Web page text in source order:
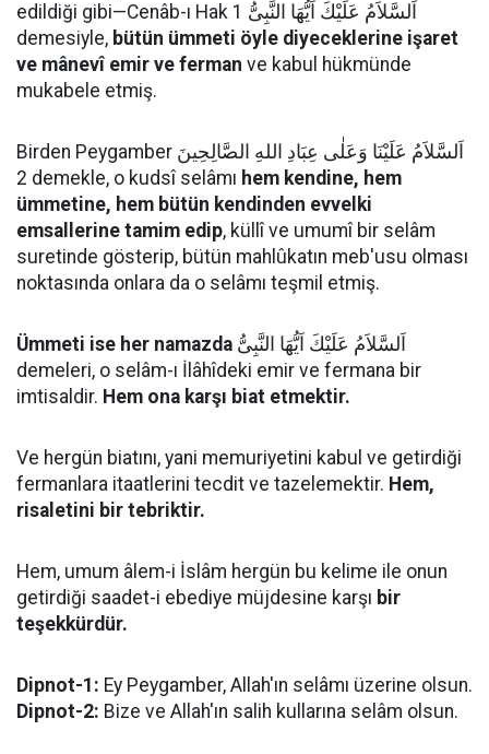
edildiği gibi—Cenâb-ı Hak اَلسَّلاَمُ عَلَيْكَ اَيُّهَا النَّبِىُّ 1
demesiyle, bütün ümmeti öyle diyeceklerine işaret
ve mânevî emir ve ferman ve kabul hükmünde
mukabele etmiş.
Birden Peygamber اَلسَّلاَمُ عَلَيْنَا وَعَلٰى عِبَادِ اللهِ الصَّالِحِينَ
2 demekle, o kudsî selâmı hem kendine, hem
ümmetine, hem bütün kendinden evvelki
emsallerine tamim edip, küllî ve umumî bir selâm
suretinde gösterip, bütün mahlûkatın meb'usu olması
noktasında onlara da o selâmı teşmil etmiş.
Ümmeti ise her namazda
demeleri, o selâm-ı İlâhîdeki emir ve fermana bir
imtisaldir. Hem ona karşı biat etmektir.
Ve hergün biatını, yani memuriyetini kabul ve getirdiği
fermanlara itaatlerini tecdit ve tazelemektir. Hem,
risaletini bir tebriktir.
Hem, umum âlem-i İslâm hergün bu kelime ile onun
getirdiği saadet-i ebediye müjdesine karşı bir
teşekkürdür.
Dipnot-1: Ey Peygamber, Allah'ın selâmı üzerine olsun.
Dipnot-2: Bize ve Allah'ın salih kullarına selâm olsun.